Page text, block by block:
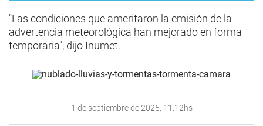
"Las condiciones que ameritaron la emisión de la
advertencia meteorológica han mejorado en forma
temporaria", dijo Inumet.
1 de septiembre de 2025, 11:12hs